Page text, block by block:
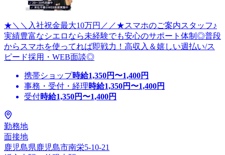
★＼＼入社祝金最大10万円／／★スマホのご案内スタッフ♪
実績豊富なシエロなら未経験でも安心のサポート体制◎普段
からスマホを使ってれば即戦力！高収入＆嬉しい週払い/ス
ピード採用・WEB面談◎
携帯ショップ時給1,350円〜1,400円
事務・受付・経理時給1,350円〜1,400円
受付時給1,350円〜1,400円
勤務地
面接地
鹿児島県鹿児島市南栄5-10-21